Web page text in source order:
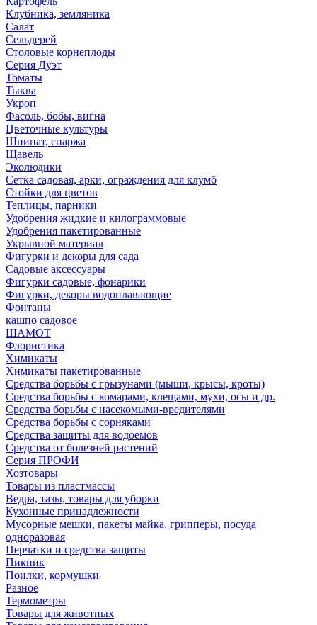
Клубника, земляника
Салат
Сельдерей
Столовые корнеплоды
Серия Дуэт
Томаты
Тыква
Укроп
Фасоль, бобы, вигна
Цветочные культуры
Шпинат, спаржа
Щавель
Эколюдики
Сетка садовая, арки, ограждения для клумб
Стойки для цветов
Теплицы, парники
Удобрения жидкие и килограммовые
Удобрения пакетированные
Укрывной материал
Фигурки и декоры для сада
Садовые аксессуары
Фигурки садовые, фонарики
Фигурки, декоры водоплавающие
Фонтаны
кашпо садовое
ШАМОТ
Флористика
Химикаты
Химикаты пакетированные
Средства борьбы с грызунами (мыши, крысы, кроты)
Средства борьбы с комарами, клещами, мухи, осы и др.
Средства борьбы с насекомыми-вредителями
Средства борьбы с сорняками
Средства защиты для водоемов
Средства от болезней растений
Серия ПРОФИ
Хозтовары
Товары из пластмассы
Ведра, тазы, товары для уборки
Кухонные принадлежности
Мусорные мешки, пакеты майка, грипперы, посуда
одноразовая
Перчатки и средства защиты
Пикник
Поилки, кормушки
Разное
Термометры
Товары для животных